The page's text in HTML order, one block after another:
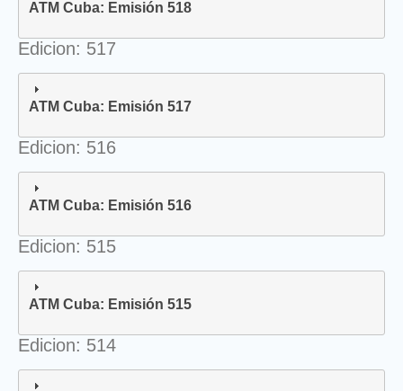
ATM Cuba: Emisión 518
Edicion: 517
ATM Cuba: Emisión 517
Edicion: 516
ATM Cuba: Emisión 516
Edicion: 515
ATM Cuba: Emisión 515
Edicion: 514